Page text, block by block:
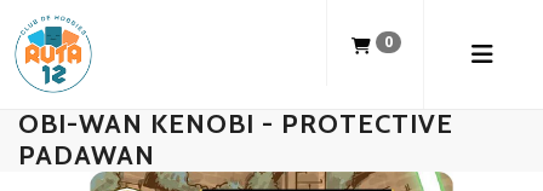
0
OBI-WAN KENOBI - PROTECTIVE
PADAWAN